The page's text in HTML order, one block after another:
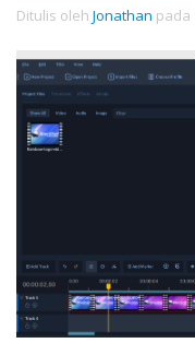
Ditulis oleh Jonathan pada